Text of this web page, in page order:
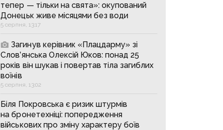
тепер — тільки на свята»: окупований
Донецьк живе місяцями без води
5 серпня, 13:17
Загинув керівник «Плацдарму» зі
Слов’янська Олексій Юков: понад 25
років він шукав і повертав тіла загиблих
воїнів
5 серпня, 13:02
Біля Покровська є ризик штурмів
на бронетехніці: попередження
військових про зміну характеру боїв